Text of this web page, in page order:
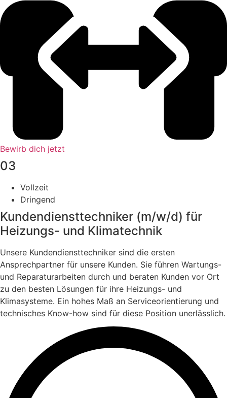
Bewirb dich jetzt
03
Vollzeit
Dringend
Kundendiensttechniker (m/w/d) für
Heizungs- und Klimatechnik
Unsere Kundendiensttechniker sind die ersten
Ansprechpartner für unsere Kunden. Sie führen Wartungs-
und Reparaturarbeiten durch und beraten Kunden vor Ort
zu den besten Lösungen für ihre Heizungs- und
Klimasysteme. Ein hohes Maß an Serviceorientierung und
technisches Know-how sind für diese Position unerlässlich.